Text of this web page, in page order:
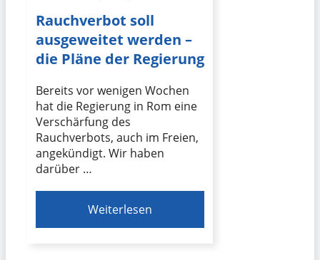
Rauchverbot soll
ausgeweitet werden –
die Pläne der Regierung
Bereits vor wenigen Wochen
hat die Regierung in Rom eine
Verschärfung des
Rauchverbots, auch im Freien,
angekündigt. Wir haben
darüber …
Weiterlesen